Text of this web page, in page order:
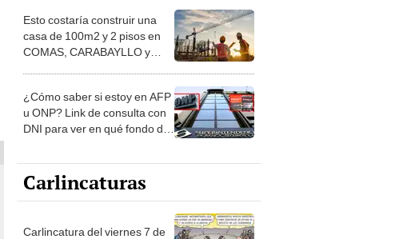
Esto costaría construir una
casa de 100m2 y 2 pisos en
COMAS, CARABAYLLO y
¿Cómo saber si estoy en AFP
u ONP? Link de consulta con
DNI para ver en qué fondo de
Carlincaturas
Carlincatura del viernes 7 de